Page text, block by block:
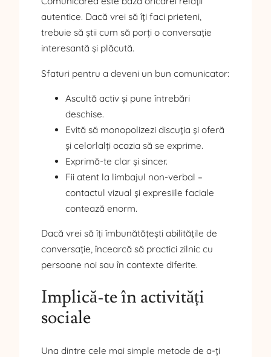
autentice. Dacă vrei să îți faci prieteni,
trebuie să știi cum să porți o conversație
interesantă și plăcută.
Sfaturi pentru a deveni un bun comunicator:
Ascultă activ și pune întrebări
deschise.
Evită să monopolizezi discuția și oferă
și celorlalți ocazia să se exprime.
Exprimă-te clar și sincer.
Fii atent la limbajul non-verbal –
contactul vizual și expresiile faciale
contează enorm.
Dacă vrei să îți îmbunătățești abilitățile de
conversație, încearcă să practici zilnic cu
persoane noi sau în contexte diferite.
Implică-te în activități
sociale
Una dintre cele mai simple metode de a-ți